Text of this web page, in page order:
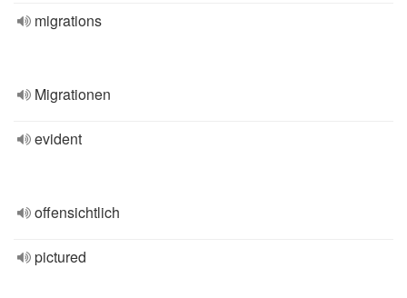
migrations
Migrationen
evident
offensichtlich
pictured